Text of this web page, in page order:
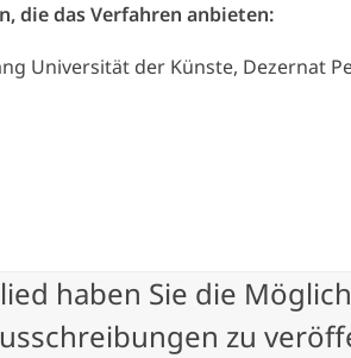
die das Verfahren anbieten:
Universität der Künste, Dezernat
haben Sie die
zu